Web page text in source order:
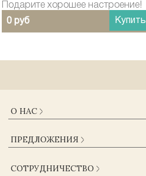
Подарите хорошее настроение!
0 руб
Купить
О НАС
ДОСТАВКА И ОПЛАТА
ЖУРНАЛ
ПРЕДЛОЖЕНИЯ
СОТРУДНИЧЕСТВО